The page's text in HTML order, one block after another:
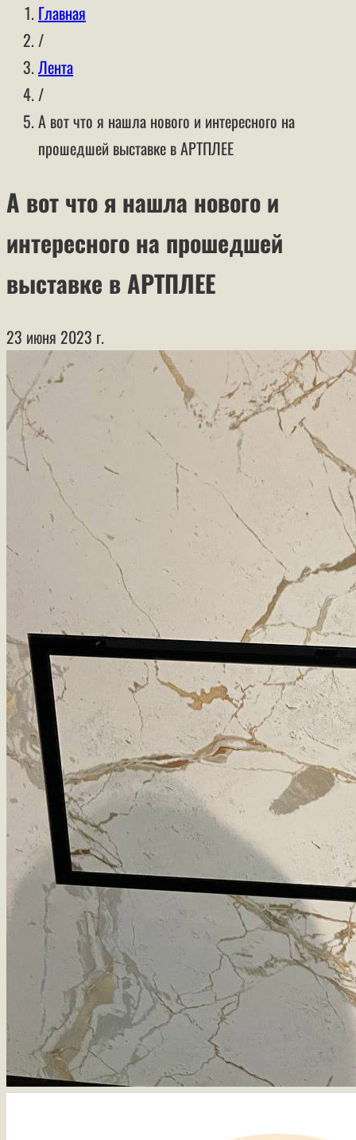
Главная
/
Лента
/
А вот что я нашла нового и интересного на
прошедшей выставке в АРТПЛЕЕ
А вот что я нашла нового и
интересного на прошедшей
выставке в АРТПЛЕЕ
23 июня 2023 г.